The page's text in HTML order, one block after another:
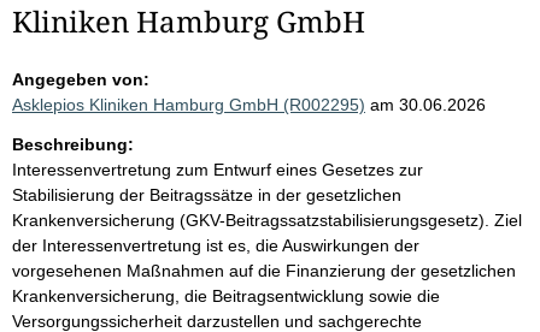
Kliniken Hamburg GmbH
Angegeben von:
Asklepios Kliniken Hamburg GmbH (R002295) am 30.06.2026
Beschreibung:
Interessenvertretung zum Entwurf eines Gesetzes zur
Stabilisierung der Beitragssätze in der gesetzlichen
Krankenversicherung (GKV-Beitragssatzstabilisierungsgesetz). Ziel
der Interessenvertretung ist es, die Auswirkungen der
vorgesehenen Maßnahmen auf die Finanzierung der gesetzlichen
Krankenversicherung, die Beitragsentwicklung sowie die
Versorgungssicherheit darzustellen und sachgerechte